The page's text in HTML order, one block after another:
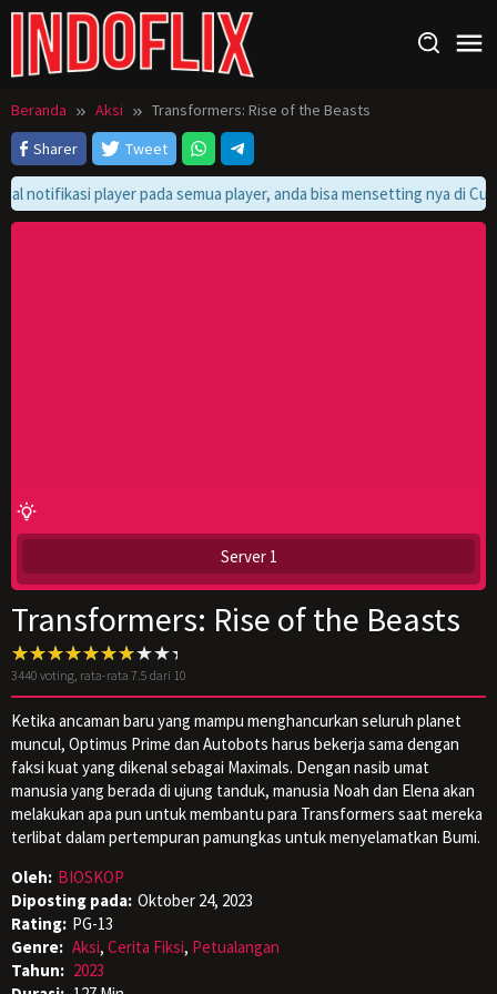
Loncat
konten
Beranda Aksi
Transformers: Rise of the Beasts
Sharer
Tweet
notifikasi player pada semua player, anda bisa mensetting nya di
Server 1
Transformers: Rise of the Beasts
3440 voting, rata-rata 7.5 dari 10
Ketika ancaman baru yang mampu menghancurkan seluruh planet
muncul, Optimus Prime dan Autobots harus bekerja sama dengan
faksi kuat yang dikenal sebagai Maximals. Dengan nasib umat
manusia yang berada di ujung tanduk, manusia Noah dan Elena akan
melakukan apa pun untuk membantu para Transformers saat mereka
terlibat dalam pertempuran pamungkas untuk menyelamatkan Bumi.
Oleh: BIOSKOP
Diposting pada: Oktober 24, 2023
Rating: PG-13
Genre: Aksi, Cerita Fiksi, Petualangan
Tahun: 2023